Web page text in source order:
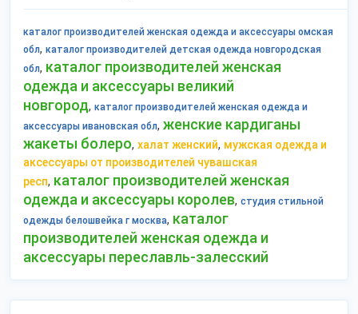
каталог производителей женская одежда и аксессуары омская
обл, каталог производителей детская одежда новгородская
обл, каталог производителей женская
одежда и аксессуары великий
новгород, каталог производителей женская одежда и
аксессуары ивановская обл, женские кардиганы
жакеты болеро, халат женский, мужская одежда и
аксессуары от производителей чувашская
респ, каталог производителей женская
одежда и аксессуары королев, студия стильной
одежды белошвейка г москва, каталог
производителей женская одежда и
аксессуары переславль-залесский